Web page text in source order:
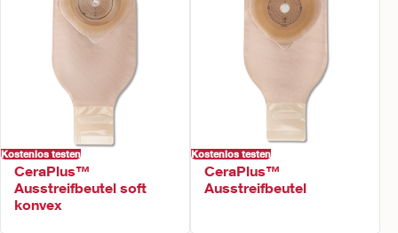
Kostenlos testen
CeraPlus™
Ausstreifbeutel soft
konvex
Kostenlos testen
CeraPlus™
Ausstreifbeutel